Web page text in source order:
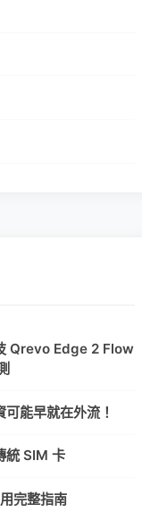
Qrevo Edge 2 Flow
能早就在外流！
統 SIM 卡
完整指南